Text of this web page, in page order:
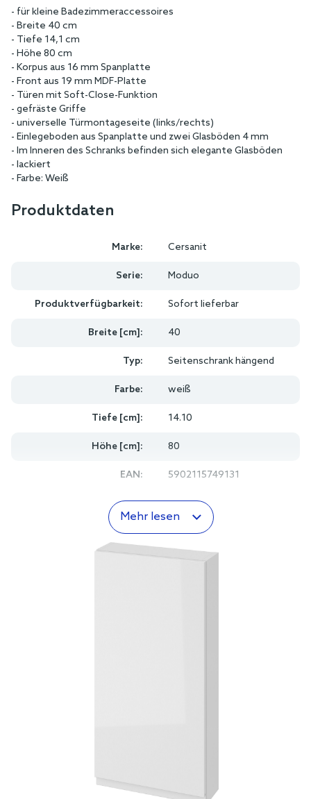
- für kleine Badezimmeraccessoires
- Breite 40 cm
- Tiefe 14,1 cm
- Höhe 80 cm
- Korpus aus 16 mm Spanplatte
- Front aus 19 mm MDF-Platte
- Türen mit Soft-Close-Funktion
- gefräste Griffe
- universelle Türmontageseite (links/rechts)
- Einlegeboden aus Spanplatte und zwei Glasböden 4 mm
- Im Inneren des Schranks befinden sich elegante Glasböden
- lackiert
- Farbe: Weiß
Produktdaten
Marke: Cersanit
Serie: Moduo
Produktverfügbarkeit: Sofort lieferbar
Breite [cm]: 40
Typ: Seitenschrank hängend
Farbe: weiß
Tiefe [cm]: 14.10
Höhe [cm]: 80
EAN: 5902115749131
Mehr lesen